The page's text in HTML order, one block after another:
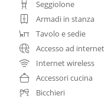
Seggiolone
Armadi in stanza
Tavolo e sedie
Accesso ad internet
Internet wireless
Accessori cucina
Bicchieri